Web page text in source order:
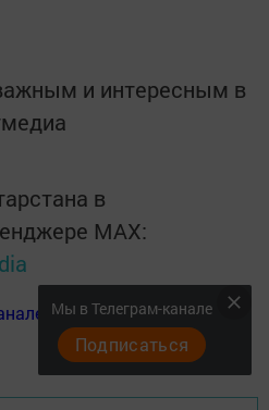
и интересным в
в
MАХ:
Высокогорские вести
Мы в Телеграм-канале
Подписаться